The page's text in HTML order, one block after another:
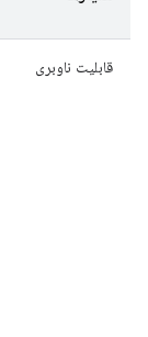
قابلیت ناوبری